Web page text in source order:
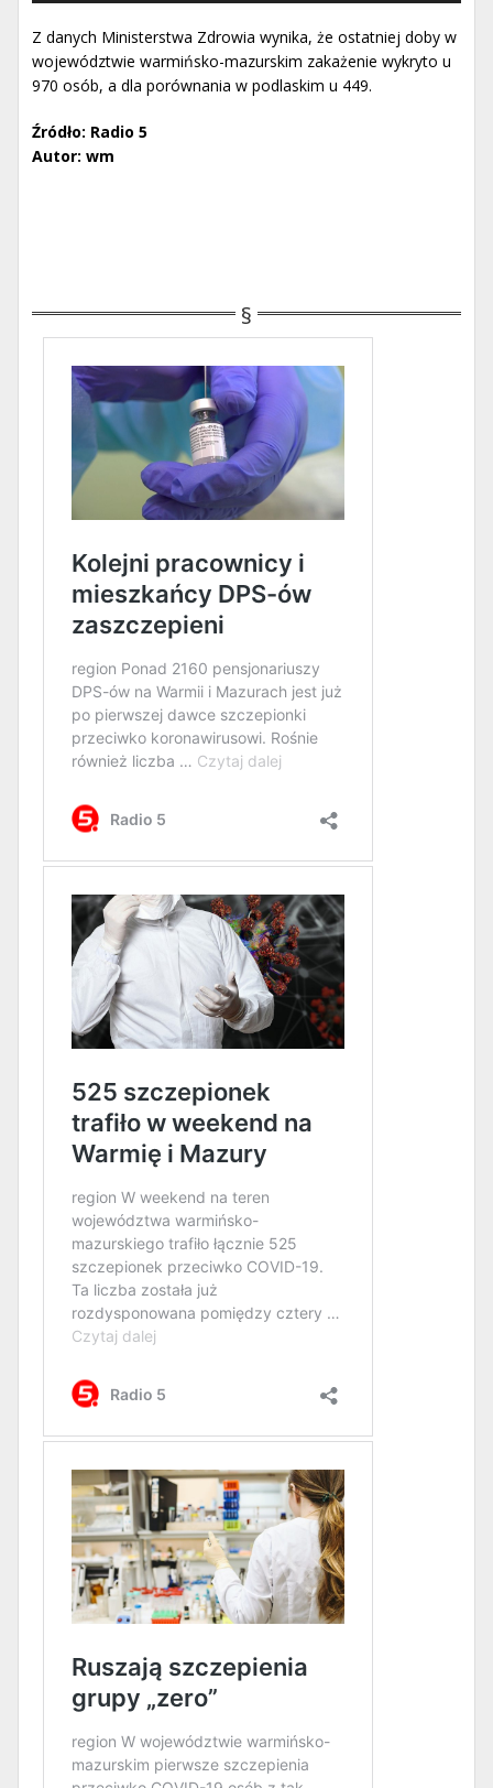
Z danych Ministerstwa Zdrowia wynika, że ostatniej doby w
województwie warmińsko-mazurskim zakażenie wykryto u
970 osób, a dla porównania w podlaskim u 449.
Źródło: Radio 5
Autor: wm